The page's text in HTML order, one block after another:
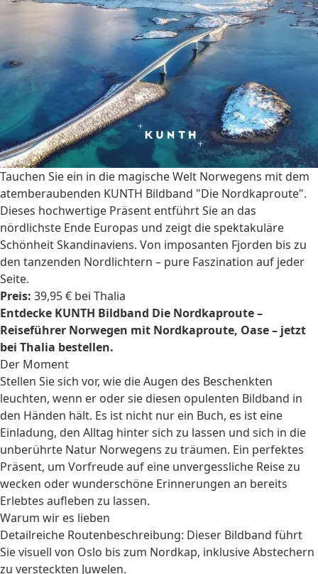
Tauchen Sie ein in die magische Welt Norwegens mit dem
atemberaubenden KUNTH Bildband "Die Nordkaproute".
Dieses hochwertige Präsent entführt Sie an das
nördlichste Ende Europas und zeigt die spektakuläre
Schönheit Skandinaviens. Von imposanten Fjorden bis zu
den tanzenden Nordlichtern – pure Faszination auf jeder
Seite.
Preis: 39,95 € bei Thalia
Entdecke KUNTH Bildband Die Nordkaproute –
Reiseführer Norwegen mit Nordkaproute, Oase – jetzt
bei Thalia bestellen.
Der Moment
Stellen Sie sich vor, wie die Augen des Beschenkten
leuchten, wenn er oder sie diesen opulenten Bildband in
den Händen hält. Es ist nicht nur ein Buch, es ist eine
Einladung, den Alltag hinter sich zu lassen und sich in die
unberührte Natur Norwegens zu träumen. Ein perfektes
Präsent, um Vorfreude auf eine unvergessliche Reise zu
wecken oder wunderschöne Erinnerungen an bereits
Erlebtes aufleben zu lassen.
Warum wir es lieben
Detailreiche Routenbeschreibung: Dieser Bildband führt
Sie visuell von Oslo bis zum Nordkap, inklusive Abstechern
zu versteckten Juwelen.